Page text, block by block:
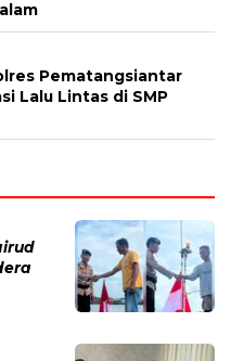
Pematangsiantar
Lalu Lintas di SMP